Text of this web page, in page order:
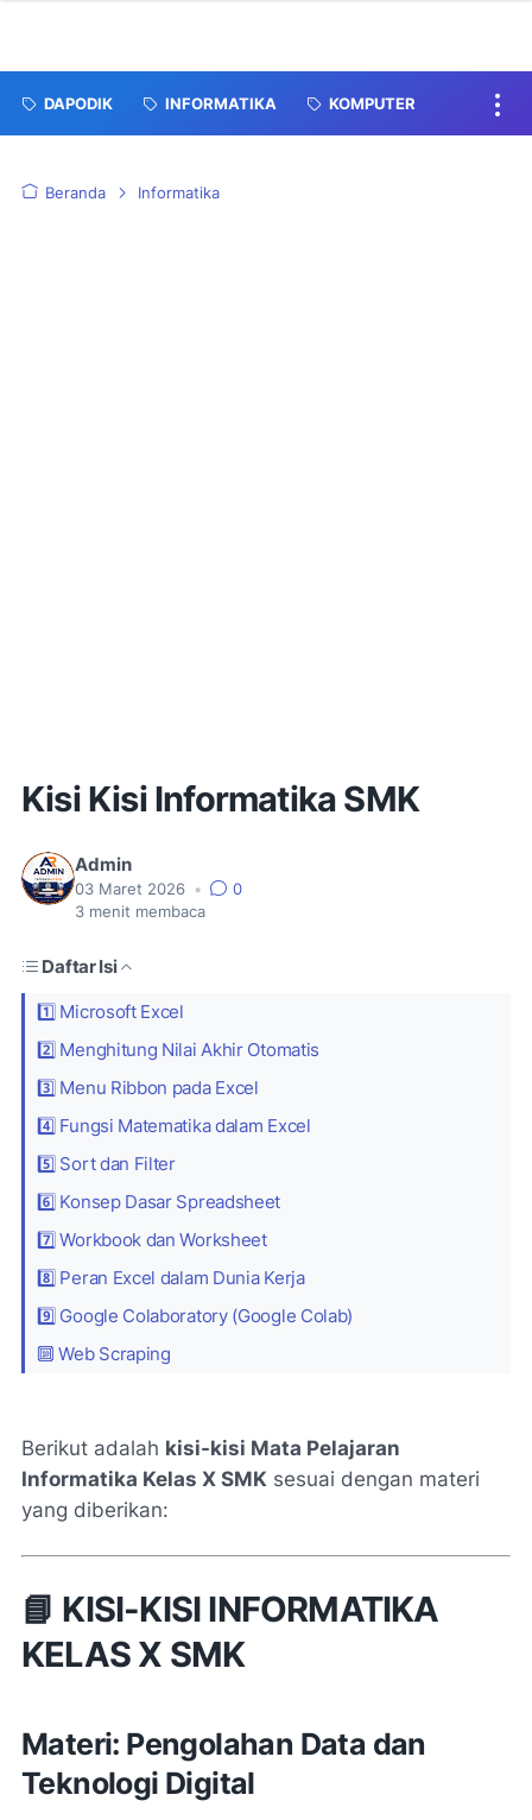
DAPODIK INFORMATIKA KOMPUTER
Beranda Informatika
Kisi Kisi Informatika SMK
Admin
03 Maret 2026 •
0
3 menit membaca
Daftar Isi
1️⃣ Microsoft Excel
2️⃣ Menghitung Nilai Akhir Otomatis
3️⃣ Menu Ribbon pada Excel
4️⃣ Fungsi Matematika dalam Excel
5️⃣ Sort dan Filter
6️⃣ Konsep Dasar Spreadsheet
7️⃣ Workbook dan Worksheet
8️⃣ Peran Excel dalam Dunia Kerja
9️⃣ Google Colaboratory (Google Colab)
🔟 Web Scraping
Berikut adalah kisi-kisi Mata Pelajaran
Informatika Kelas X SMK sesuai dengan materi
yang diberikan:
📘 KISI-KISI INFORMATIKA
KELAS X SMK
Materi: Pengolahan Data dan
Teknologi Digital